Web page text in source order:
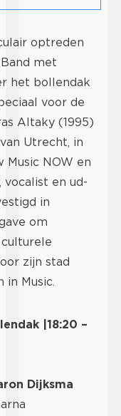
optreden
met
het bollendak
voor de
Altaky (1995)
Utrecht, in
Music NOW en
vocalist en ud-
in
om
zijn stad
in Music.
|18:20 –
Dijksma